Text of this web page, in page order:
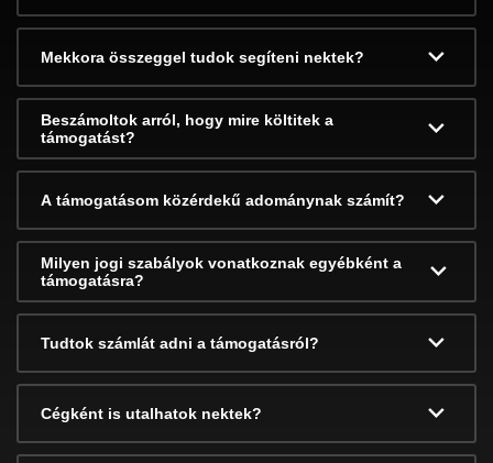
Mekkora összeggel tudok segíteni nektek?
Beszámoltok arról, hogy mire költitek a
támogatást?
A támogatásom közérdekű adománynak számít?
Milyen jogi szabályok vonatkoznak egyébként a
támogatásra?
Tudtok számlát adni a támogatásról?
Cégként is utalhatok nektek?